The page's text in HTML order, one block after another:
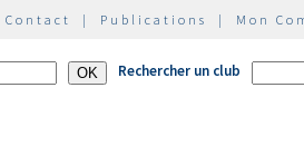
Contact | Publications | Mon
Rechercher un club